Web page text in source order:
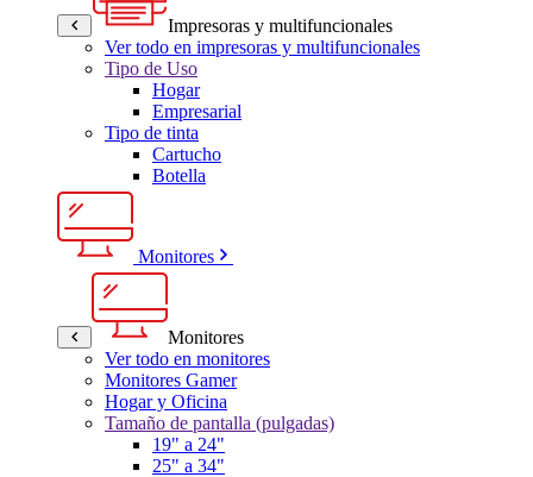
Impresoras y multifuncionales
Ver todo en impresoras y multifuncionales
Tipo de Uso
Hogar
Empresarial
Tipo de tinta
Cartucho
Botella
Monitores
Monitores
Ver todo en monitores
Monitores Gamer
Hogar y Oficina
Tamaño de pantalla (pulgadas)
19" a 24"
25" a 34"